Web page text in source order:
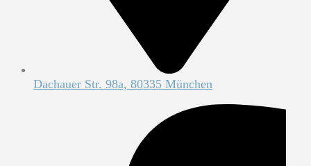
Dachauer Str. 98a, 80335 München